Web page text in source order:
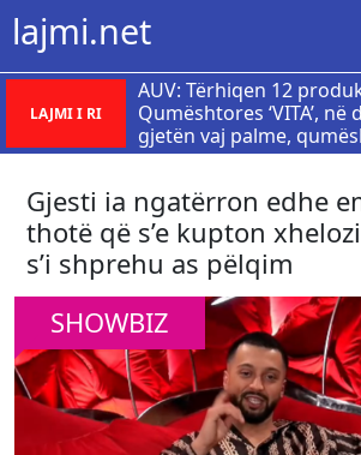
lajmi.net
LAJMI I RI
AUV: Tërhiqen 12
Qumështores ‘VITA’,
gjetën vaj palme,
Gjesti ia ngatërron edhe
thotë që s’e kupton
s’i shprehu as pëlqim
SHOWBIZ